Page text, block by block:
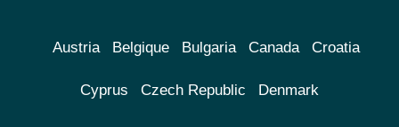
Austria Belgique Bulgaria Canada Croatia
Cyprus Czech Republic Denmark